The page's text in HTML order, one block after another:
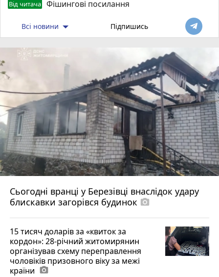
Від читача Фішингові посилання
Всі новини Підпишись
Сьогодні вранці у Березівці внаслідок удару
блискавки загорівся будинок photo_camera
15 тисяч доларів за «квиток за
кордон»: 28-річний житомирянин
організував схему переправлення
чоловіків призовного віку за межі
країни photo_camera